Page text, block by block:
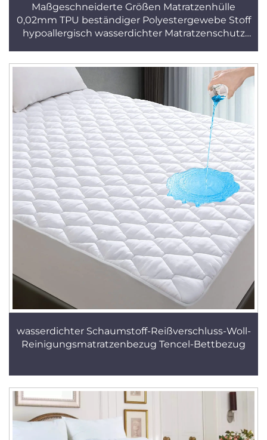
Maßgeschneiderte Größen Matratzenhülle
0,02mm TPU beständiger Polyestergewebe Stoff
hypoallergisch wasserdichter Matratzenschutz
wasserdichter Schaumstoff-Reißverschluss-Woll-
Reinigungsmatratzenbezug Tencel-Bettbezug